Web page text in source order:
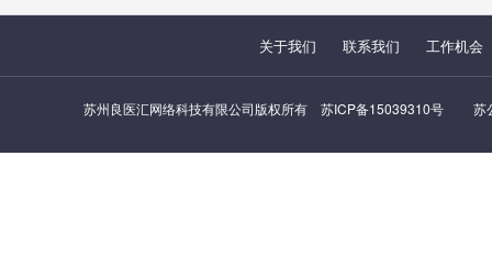
关于我们 联系我们 工作机会
苏州良医汇网络科技有限公司版权所有 苏ICP备15039310号 苏